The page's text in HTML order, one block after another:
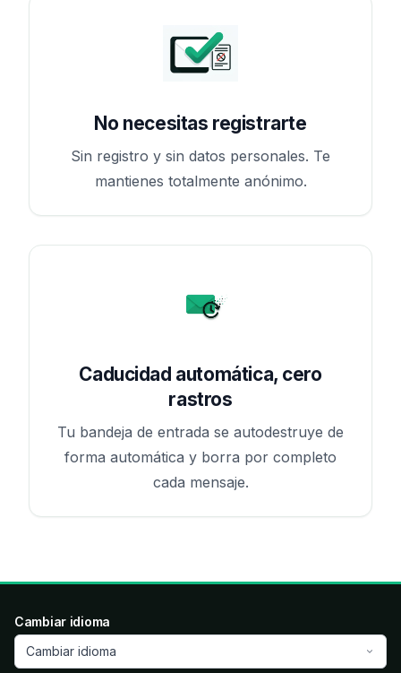
No necesitas registrarte
Sin registro y sin datos personales. Te
mantienes totalmente anónimo.
Caducidad automática, cero
rastros
Tu bandeja de entrada se autodestruye de
forma automática y borra por completo
cada mensaje.
Cambiar idioma
Cambiar idioma